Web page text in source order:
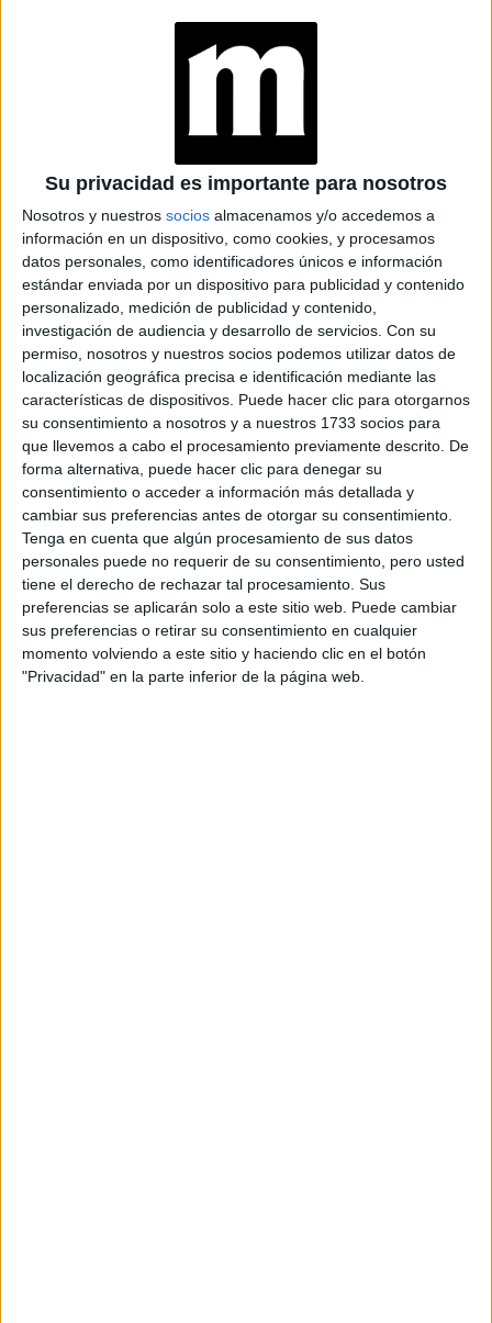
Su privacidad es importante para nosotros
Nosotros y nuestros socios almacenamos y/o accedemos a
información en un dispositivo, como cookies, y procesamos
datos personales, como identificadores únicos e información
estándar enviada por un dispositivo para publicidad y contenido
personalizado, medición de publicidad y contenido,
investigación de audiencia y desarrollo de servicios. Con su
permiso, nosotros y nuestros socios podemos utilizar datos de
localización geográfica precisa e identificación mediante las
características de dispositivos. Puede hacer clic para otorgarnos
su consentimiento a nosotros y a nuestros 1733 socios para
que llevemos a cabo el procesamiento previamente descrito. De
forma alternativa, puede hacer clic para denegar su
consentimiento o acceder a información más detallada y
cambiar sus preferencias antes de otorgar su consentimiento.
Tenga en cuenta que algún procesamiento de sus datos
personales puede no requerir de su consentimiento, pero usted
tiene el derecho de rechazar tal procesamiento. Sus
preferencias se aplicarán solo a este sitio web. Puede cambiar
sus preferencias o retirar su consentimiento en cualquier
momento volviendo a este sitio y haciendo clic en el botón
"Privacidad" en la parte inferior de la página web.
GALERÍA DE IMÁGENES
Accedé a los beneficios para suscriptores
Contenidos exclusivos
Sorteos
Descuentos en publicaciones
Participación en los eventos organizados por
Editorial Perfil.
Suscribite ahora
COMPARTÍ ESTA NOTA